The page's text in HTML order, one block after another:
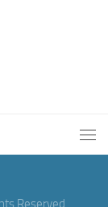
Reserved.